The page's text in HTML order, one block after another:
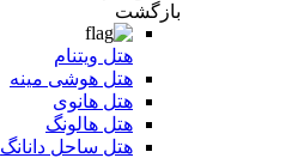
بازگشت
هتل ویتنام
هتل هوشی مینه
هتل هانوی
هتل هالونگ
هتل ساحل دانانگ